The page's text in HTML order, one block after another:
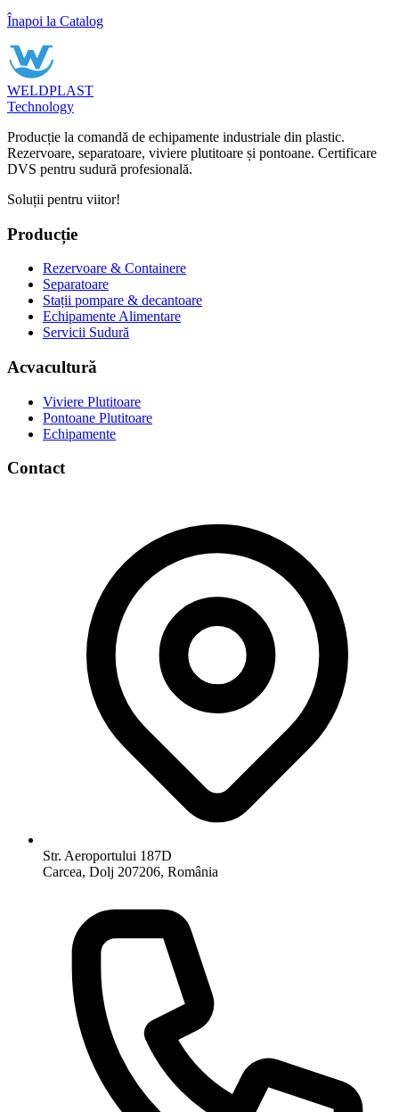
Înapoi la Catalog
WELDPLAST
Technology
Producție la comandă de echipamente industriale din plastic.
Rezervoare, separatoare, viviere plutitoare și pontoane. Certificare
DVS pentru sudură profesională.
Soluții pentru viitor!
Producție
Rezervoare & Containere
Separatoare
Stații pompare & decantoare
Echipamente Alimentare
Servicii Sudură
Acvacultură
Viviere Plutitoare
Pontoane Plutitoare
Echipamente
Contact
Str. Aeroportului 187D
Carcea, Dolj 207206, România